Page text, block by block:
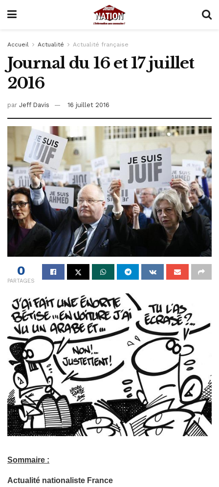
Accueil Actualité Actualité française
Journal du 16 et 17 juillet
2016
par Jeff Davis 16 juillet 2016
0
PARTAGES
Sommaire :
Actualité nationaliste France